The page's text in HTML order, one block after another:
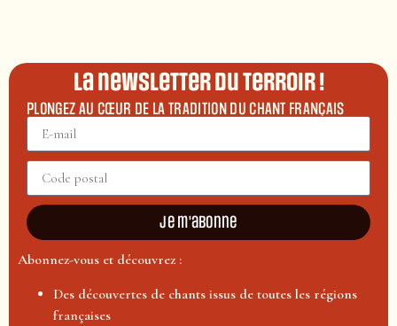
La newsletter du terroir !
PLONGEZ AU CŒUR DE LA TRADITION DU CHANT FRANÇAIS
Je m'abonne
Abonnez-vous et découvrez :
Des découvertes de chants issus de toutes les régions
françaises